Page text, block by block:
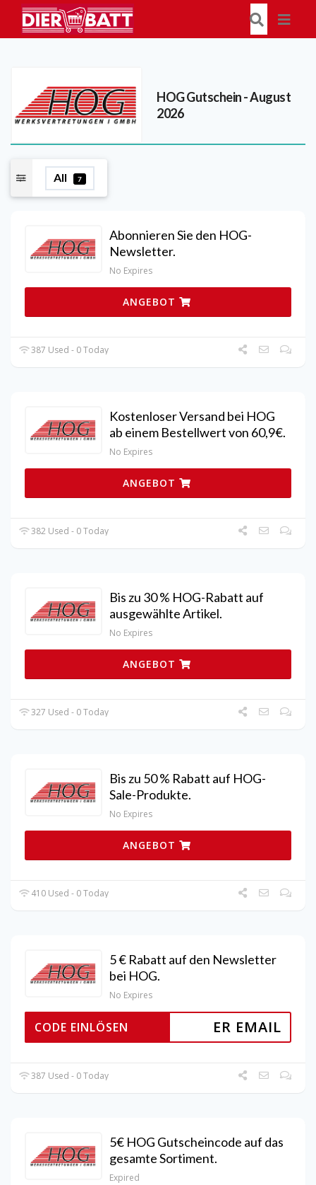
HOGGutschein - August
2026
All 7
Abonnieren Sie den HOG-
Newsletter.
No Expires
ANGEBOT
387 Used - 0 Today
Kostenloser Versand bei HOG
ab einem Bestellwert von 60,9€.
No Expires
ANGEBOT
382 Used - 0 Today
Bis zu 30 % HOG-Rabatt auf
ausgewählte Artikel.
No Expires
ANGEBOT
327 Used - 0 Today
Bis zu 50 % Rabatt auf HOG-
Sale-Produkte.
No Expires
ANGEBOT
410 Used - 0 Today
5 € Rabatt auf den Newsletter
bei HOG.
No Expires
ER EMAIL
CODE EINLÖSEN
387 Used - 0 Today
5€ HOG Gutscheincode auf das
gesamte Sortiment.
Expired